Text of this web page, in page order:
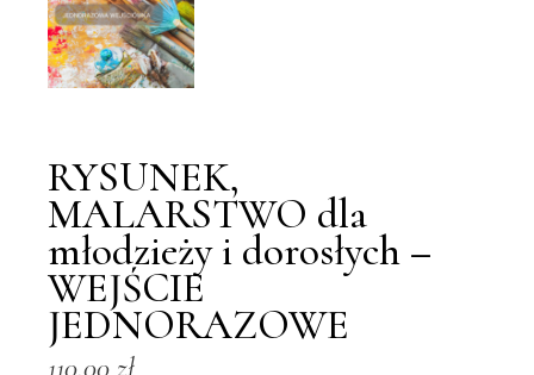
RYSUNEK,
MALARSTWO dla
młodzieży i dorosłych –
WEJŚCIE
JEDNORAZOWE